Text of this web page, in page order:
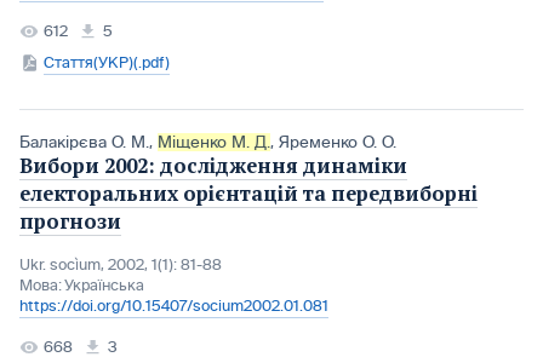
612
5
Стаття(УКР)(.pdf)
Балакірєва О. М. , Міщенко М. Д. , Яременко О. О.
Вибори 2002: дослідження динаміки
електоральних орієнтацій та передвиборні
прогнози
Ukr. socìum, 2002, 1(1): 81-88
Мова:Українська
https://doi.org/10.15407/socium2002.01.081
668
3